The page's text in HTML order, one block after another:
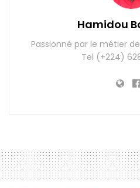
Hamidou
Passionné par le métier
Tel (+224)